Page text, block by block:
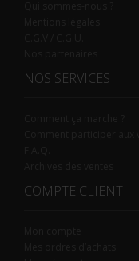
NOS SERVICES
COMPTE CLIENT